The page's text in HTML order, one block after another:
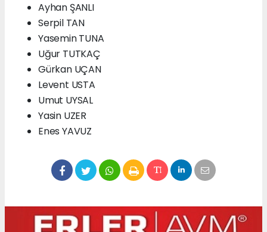
Ayhan ŞANLI
Serpil TAN
Yasemin TUNA
Uğur TUTKAÇ
Gürkan UÇAN
Levent USTA
Umut UYSAL
Yasin UZER
Enes YAVUZ